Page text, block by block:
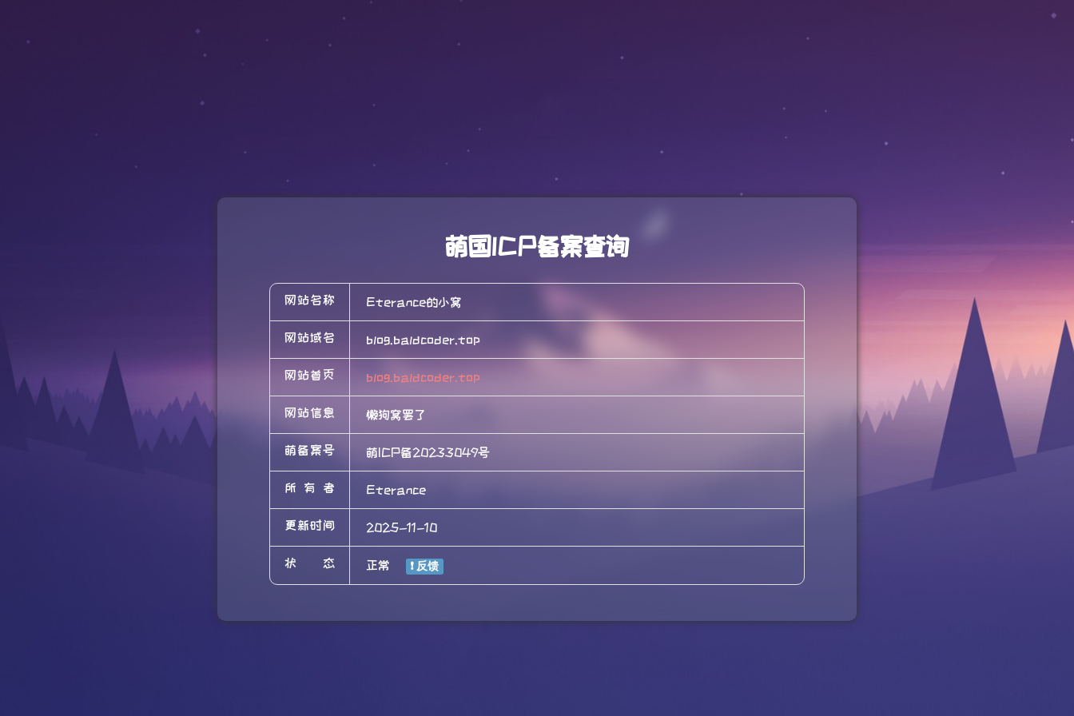
萌国ICP备案查询
网站名称 Eterance的小窝
网站域名 blog.baldcoder.top
网站首页 blog.baldcoder.top
网站信息 懒狗窝罢了
萌备案号 萌ICP备20233049号
所有者 Eterance
更新时间 2025-11-10
状态 正常